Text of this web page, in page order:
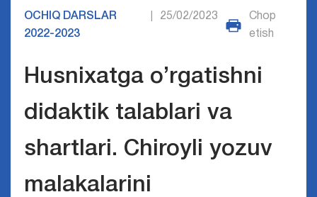
OCHIQ DARSLAR
2022-2023
25/02/2023
Chop
etish
Husnixatga o’rgatishni
didaktik talablari va
shartlari. Chiroyli yozuv
malakalarini